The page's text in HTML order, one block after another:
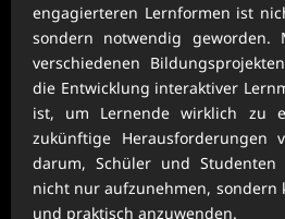
engagierteren Lernformen ist
sondern notwendig geworden.
verschiedenen
die Entwicklung interaktiver
ist, um Lernende wirklich zu
zukünftige Herausforderungen
darum, Schüler und Studenten
nicht nur aufzunehmen,
und praktisch anzuwenden.